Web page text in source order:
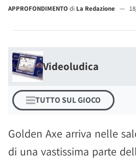
APPROFONDIMENTO di La Redazione —
Videoludica
TUTTO SUL GIOCO
Golden Axe arriva nelle
di una vastissima parte